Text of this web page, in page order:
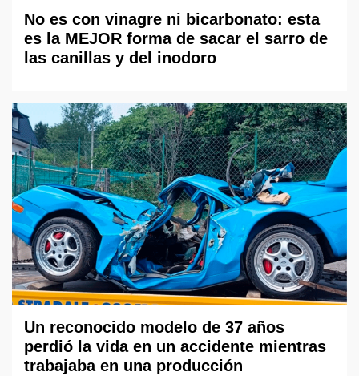
No es con vinagre ni bicarbonato: esta
es la MEJOR forma de sacar el sarro de
las canillas y del inodoro
Un reconocido modelo de 37 años
perdió la vida en un accidente mientras
trabajaba en una producción